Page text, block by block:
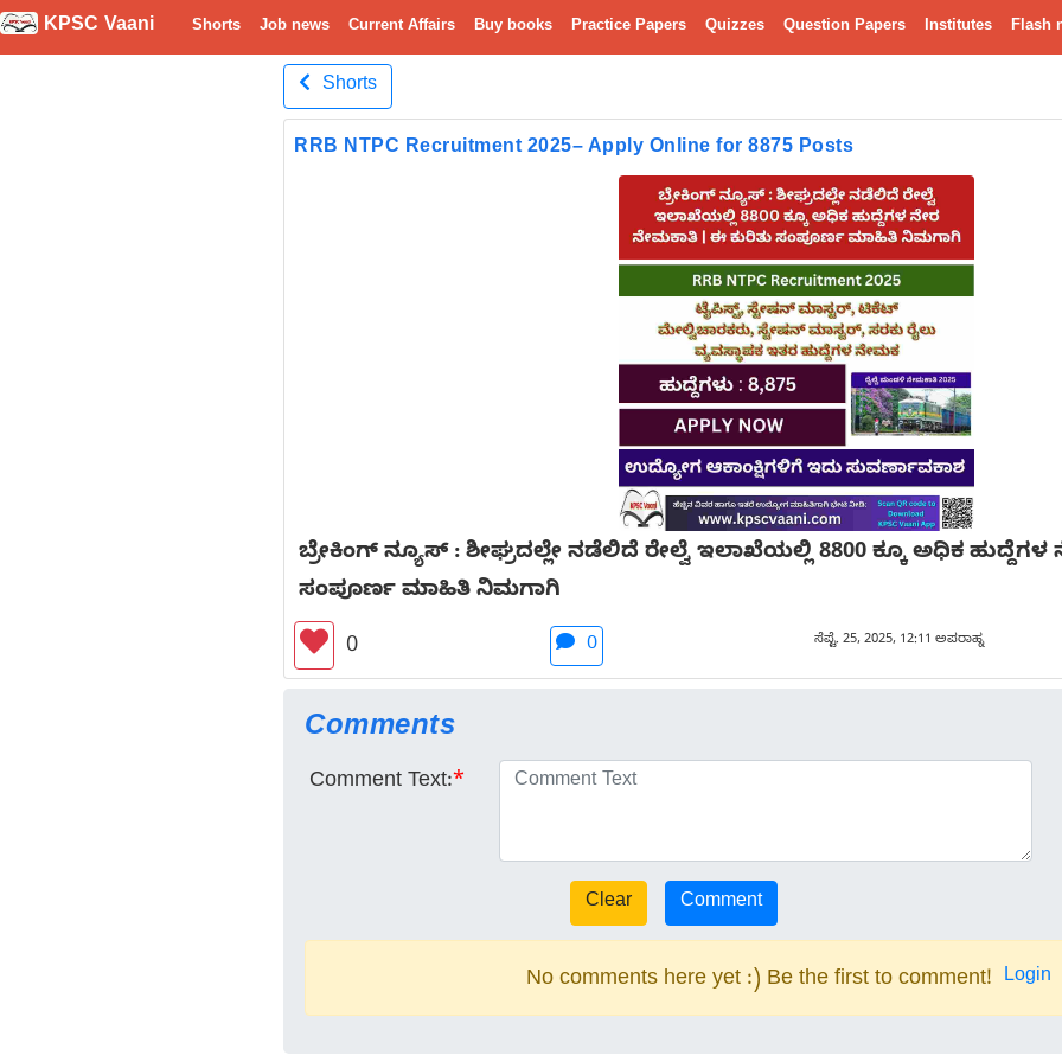
KPSC Vaani Shorts Job news Current Affairs Buy books Practice Papers Quizzes Question Papers Institutes Flash
Shorts
RRB NTPC Recruitment 2025– Apply Online for 8875 Posts
ಬ್ರೇಕಿಂಗ್ ನ್ಯೂಸ್ : ಶೀಘ್ರದಲ್ಲೇ ನಡೆಲಿದೆ ರೇಲ್ವೆ ಇಲಾಖೆಯಲ್ಲಿ 8800 ಕ್ಕೂ ಅಧಿಕ
ಸಂಪೂರ್ಣ ಮಾಹಿತಿ ನಿಮಗಾಗಿ
0
0 ಸೆಪ್ಟೆ. 25, 2025, 12:11 ಅಪರಾಹ್ನ
Comments
Comment Text:*
No comments here yet :) Be the first to comment! Login